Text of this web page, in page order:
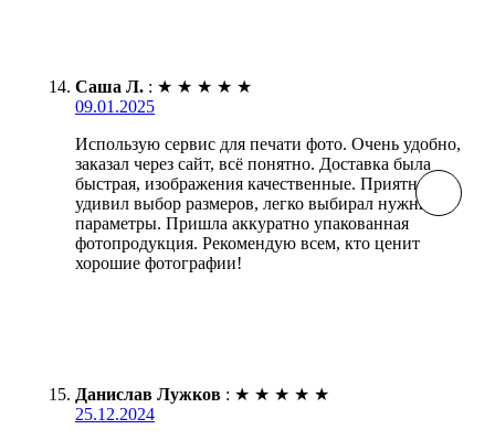
Саша Л. : ★ ★ ★ ★ ★
09.01.2025
Использую сервис для печати фото. Очень удобно,
заказал через сайт, всё понятно. Доставка была
быстрая, изображения качественные. Приятно
удивил выбор размеров, легко выбирал нужные
параметры. Пришла аккуратно упакованная
фотопродукция. Рекомендую всем, кто ценит
хорошие фотографии!
Данислав Лужков : ★ ★ ★ ★ ★
25.12.2024